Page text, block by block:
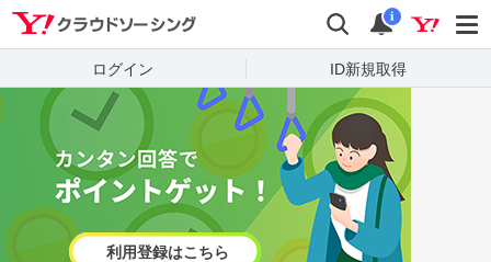
Yahoo!クラウドソーシング
検索 通知
i
ログイン ID新規取得
利用登録はこちら